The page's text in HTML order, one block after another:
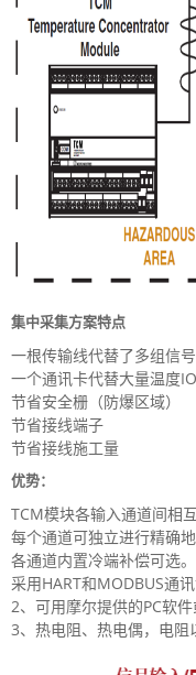
集中采集方案特点
一根传输线代替了多组信
一个通讯卡代替大量温度
节省安全栅（防爆区域）
节省接线端子
节省接线施工量
优势：
TCM模块各输入通道间相
每个通道可独立进行精确
各通道内置冷端补偿可选。
采用HART和MODBUS通
2、可用摩尔提供的PC软
3、热电阻、热电偶，电